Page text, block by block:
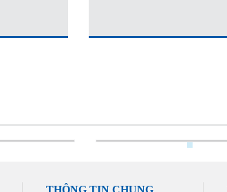
THÔNG TIN CHUNG